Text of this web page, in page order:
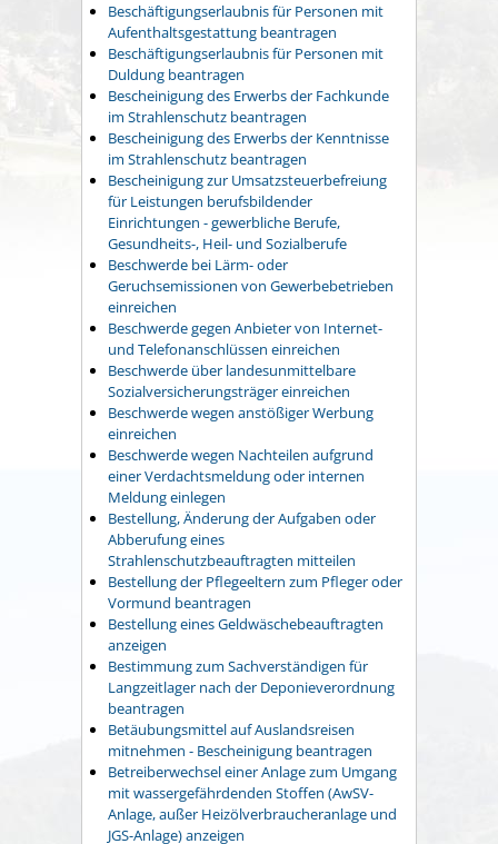
Beschäftigungserlaubnis für Personen mit
Aufenthaltsgestattung beantragen
Beschäftigungserlaubnis für Personen mit
Duldung beantragen
Bescheinigung des Erwerbs der Fachkunde
im Strahlenschutz beantragen
Bescheinigung des Erwerbs der Kenntnisse
im Strahlenschutz beantragen
Bescheinigung zur Umsatzsteuerbefreiung
für Leistungen berufsbildender
Einrichtungen - gewerbliche Berufe,
Gesundheits-, Heil- und Sozialberufe
Beschwerde bei Lärm- oder
Geruchsemissionen von Gewerbebetrieben
einreichen
Beschwerde gegen Anbieter von Internet-
und Telefonanschlüssen einreichen
Beschwerde über landesunmittelbare
Sozialversicherungsträger einreichen
Beschwerde wegen anstößiger Werbung
einreichen
Beschwerde wegen Nachteilen aufgrund
einer Verdachtsmeldung oder internen
Meldung einlegen
Bestellung, Änderung der Aufgaben oder
Abberufung eines
Strahlenschutzbeauftragten mitteilen
Bestellung der Pflegeeltern zum Pfleger oder
Vormund beantragen
Bestellung eines Geldwäschebeauftragten
anzeigen
Bestimmung zum Sachverständigen für
Langzeitlager nach der Deponieverordnung
beantragen
Betäubungsmittel auf Auslandsreisen
mitnehmen - Bescheinigung beantragen
Betreiberwechsel einer Anlage zum Umgang
mit wassergefährdenden Stoffen (AwSV-
Anlage, außer Heizölverbraucheranlage und
JGS-Anlage) anzeigen